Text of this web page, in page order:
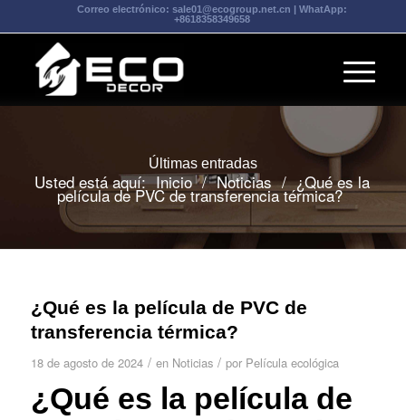
Correo electrónico: sale01@ecogroup.net.cn | WhatApp:
+8618358349658
Últimas entradas
Usted está aquí: Inicio / Noticias / ¿Qué es la
película de PVC de transferencia térmica?
¿Qué es la película de PVC de
transferencia térmica?
18 de agosto de 2024 / en Noticias / por Película ecológica
¿Qué es la película de